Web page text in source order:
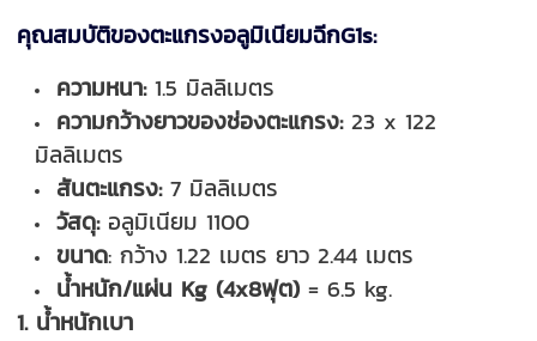
คุณสมบัติของตะแกรงอลูมิเนียมฉีกG1s:
ความหนา:1.5 มิลลิเมตร
ความกว้างยาวของช่องตะแกรง:23 x 122
มิลลิเมตร
สันตะแกรง:7 มิลลิเมตร
วัสดุ:อลูมิเนียม 1100
ขนาด: กว้าง 1.22 เมตร ยาว 2.44 เมตร
น้ำหนัก/แผ่น Kg (4x8ฟุต)= 6.5 kg.
1. น้ำหนักเบา